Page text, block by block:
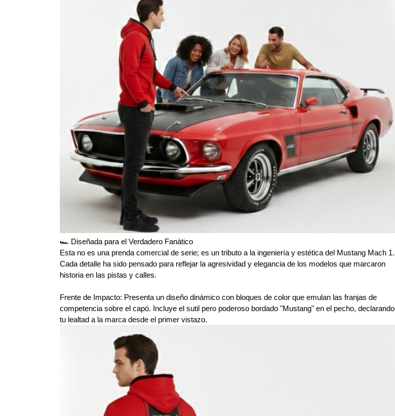
​🏎️ Diseñada para el Verdadero Fanático
​Esta no es una prenda comercial de serie; es un tributo a la ingeniería y estética del Mustang Mach 1.
Cada detalle ha sido pensado para reflejar la agresividad y elegancia de los modelos que marcaron
historia en las pistas y calles.
​Frente de Impacto: Presenta un diseño dinámico con bloques de color que emulan las franjas de
competencia sobre el capó. Incluye el sutil pero poderoso bordado "Mustang" en el pecho, declarando
tu lealtad a la marca desde el primer vistazo.